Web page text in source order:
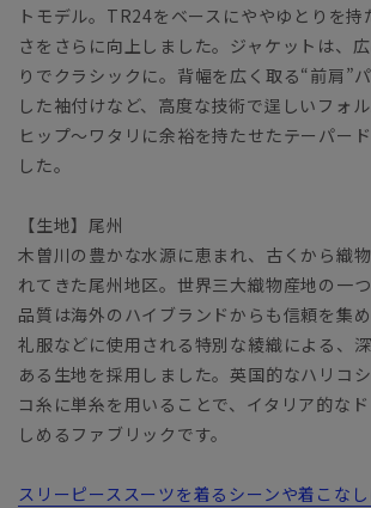
トモデル。TR24をベースにややゆとりを持
さをさらに向上しました。ジャケットは、
りでクラシックに。背幅を広く取る“前肩”
した袖付けなど、高度な技術で逞しいフォル
ヒップ～ワタリに余裕を持たせたテーパー
した。
【生地】尾州
木曽川の豊かな水源に恵まれ、古くから織
れてきた尾州地区。世界三大織物産地の一
品質は海外のハイブランドからも信頼を集
礼服などに使用される特別な綾織による、
ある生地を採用しました。英国的なハリコ
コ糸に単糸を用いることで、イタリア的な
しめるファブリックです。
スリーピーススーツを着るシーンや着こな